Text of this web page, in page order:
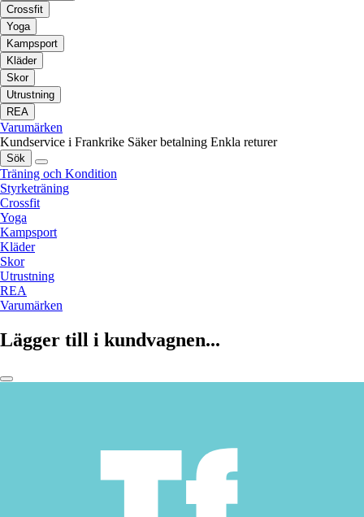
Crossfit
Yoga
Kampsport
Kläder
Skor
Utrustning
REA
Varumärken
Kundservice i Frankrike Säker betalning Enkla returer
Sök
Träning och Kondition
Styrketräning
Crossfit
Yoga
Kampsport
Kläder
Skor
Utrustning
REA
Varumärken
Lägger till i kundvagnen...